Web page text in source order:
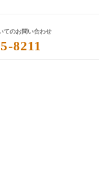
てのお問い合わせ
8211